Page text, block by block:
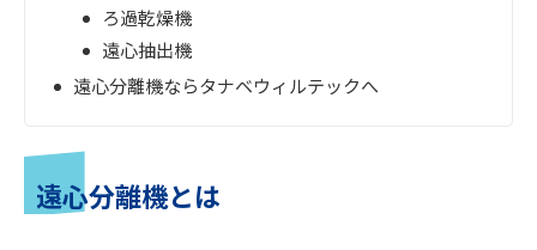
ろ過乾燥機
遠心抽出機
遠心分離機ならタナベウィルテックへ
遠心分離機とは